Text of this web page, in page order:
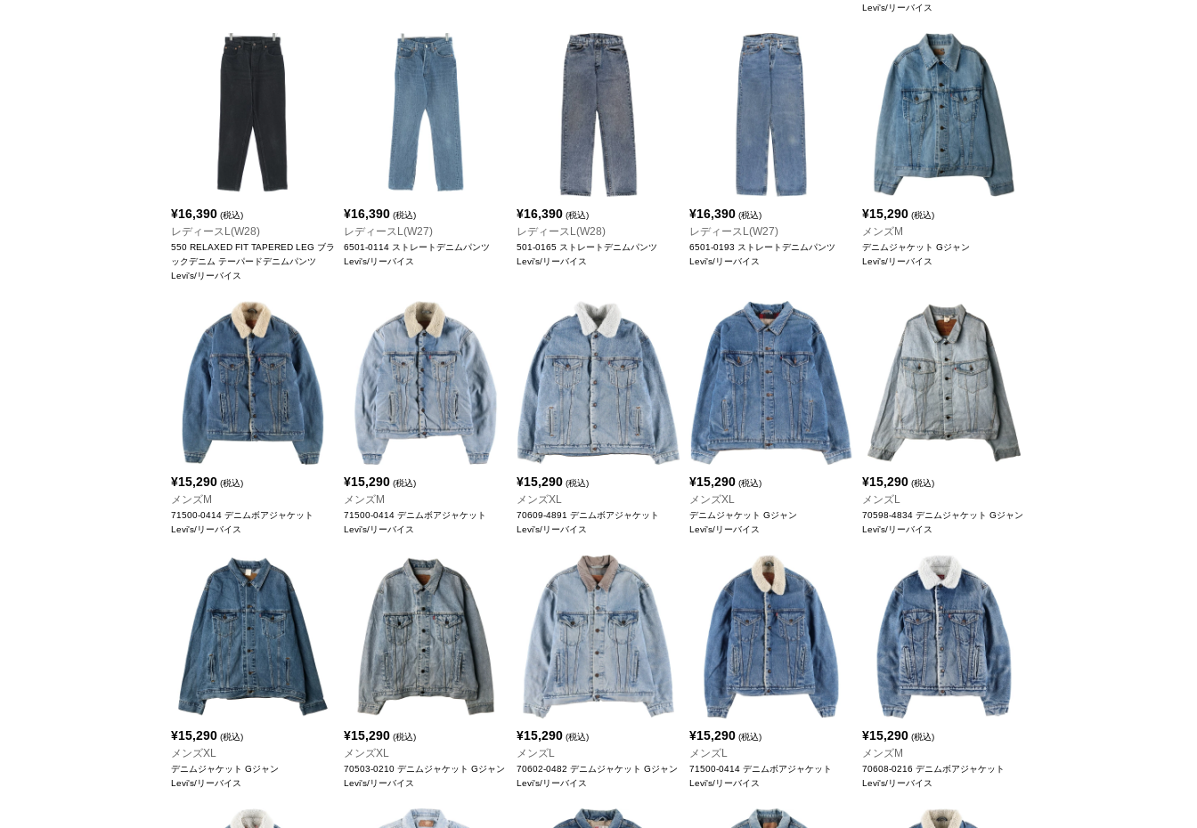
Levi's/リーバイス
¥16,390 (税込)
レディースL(W28)
550 RELAXED FIT TAPERED LEG ブラ
ックデニム テーパードデニムパンツ
Levi's/リーバイス
¥16,390 (税込)
レディースL(W27)
6501-0114 ストレートデニムパンツ
Levi's/リーバイス
¥16,390 (税込)
レディースL(W28)
501-0165 ストレートデニムパンツ
Levi's/リーバイス
¥16,390 (税込)
レディースL(W27)
6501-0193 ストレートデニムパンツ
Levi's/リーバイス
¥15,290 (税込)
メンズM
デニムジャケット Gジャン
Levi's/リーバイス
¥15,290 (税込)
メンズM
71500-0414 デニムボアジャケット
Levi's/リーバイス
¥15,290 (税込)
メンズM
71500-0414 デニムボアジャケット
Levi's/リーバイス
¥15,290 (税込)
メンズXL
70609-4891 デニムボアジャケット
Levi's/リーバイス
¥15,290 (税込)
メンズXL
デニムジャケット Gジャン
Levi's/リーバイス
¥15,290 (税込)
メンズL
70598-4834 デニムジャケット Gジャン
Levi's/リーバイス
¥15,290 (税込)
メンズXL
デニムジャケット Gジャン
Levi's/リーバイス
¥15,290 (税込)
メンズXL
70503-0210 デニムジャケット Gジャン
Levi's/リーバイス
¥15,290 (税込)
メンズL
70602-0482 デニムジャケット Gジャン
Levi's/リーバイス
¥15,290 (税込)
メンズL
71500-0414 デニムボアジャケット
Levi's/リーバイス
¥15,290 (税込)
メンズM
70608-0216 デニムボアジャケット
Levi's/リーバイス